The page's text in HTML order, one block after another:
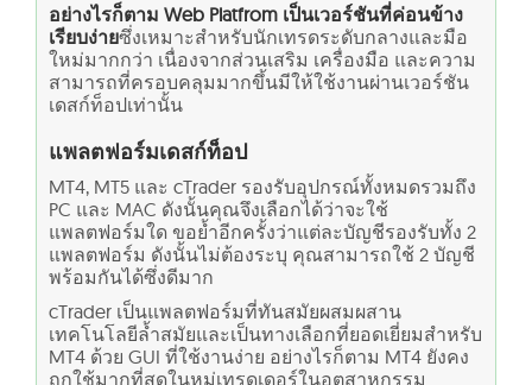
อย่างไรก็ตาม Web Platfrom เป็นเวอร์ชันที่ค่อนข้าง
เรียบง่ายซึ่งเหมาะสำหรับนักเทรดระดับกลางและมือ
ใหม่มากกว่า เนื่องจากส่วนเสริม เครื่องมือ และความ
สามารถที่ครอบคลุมมากขึ้นมีให้ใช้งานผ่านเวอร์ชัน
เดสก์ท็อปเท่านั้น
แพลตฟอร์มเดสก์ท็อป
MT4, MT5 และ cTrader รองรับอุปกรณ์ทั้งหมดรวมถึง
PC และ MAC ดังนั้นคุณจึงเลือกได้ว่าจะใช้
แพลตฟอร์มใด ขอย้ำอีกครั้งว่าแต่ละบัญชีรองรับทั้ง 2
แพลตฟอร์ม ดังนั้นไม่ต้องระบุ คุณสามารถใช้ 2 บัญชี
พร้อมกันได้ซึ่งดีมาก
cTrader เป็นแพลตฟอร์มที่ทันสมัยผสมผสาน
เทคโนโลยีล้ำสมัยและเป็นทางเลือกที่ยอดเยี่ยมสำหรับ
MT4 ด้วย GUI ที่ใช้งานง่าย อย่างไรก็ตาม MT4 ยังคง
ถูกใช้มากที่สุดในหมู่เทรดเดอร์ในอุตสาหกรรม